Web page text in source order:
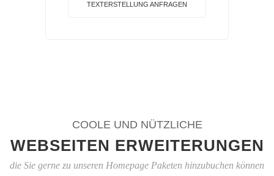
TEXTERSTELLUNG ANFRAGEN
COOLE UND NÜTZLICHE
WEBSEITEN ERWEITERUNGEN
die Sie gerne zu unseren Homepage Paketen hinzubuchen können